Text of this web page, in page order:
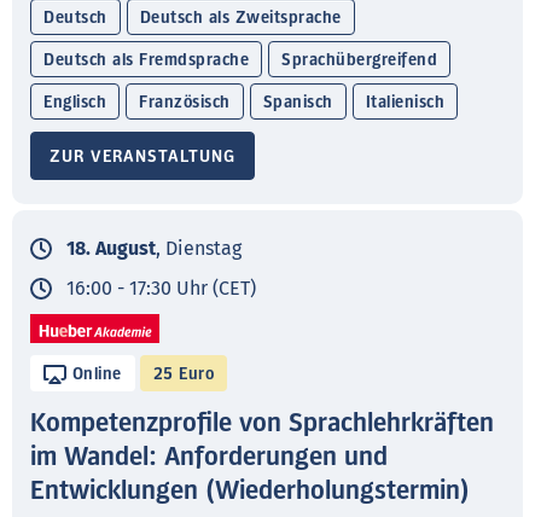
Deutsch Deutsch als Zweitsprache
Deutsch als Fremdsprache Sprachübergreifend
Englisch Französisch Spanisch Italienisch
ZUR VERANSTALTUNG
18. August, Dienstag
16:00 - 17:30 Uhr (CET)
Online 25 Euro
Kompetenzprofile von Sprachlehrkräften
im Wandel: Anforderungen und
Entwicklungen (Wiederholungstermin)